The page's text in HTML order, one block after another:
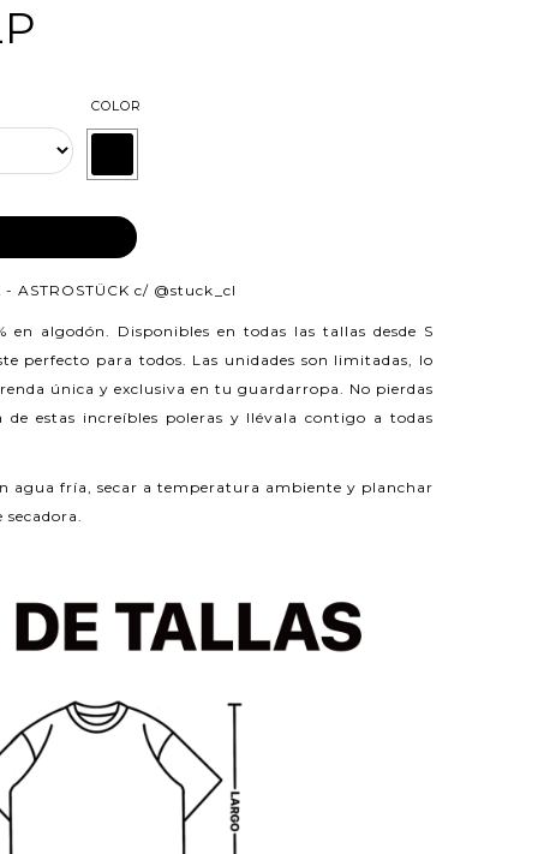
COLOR
- ASTROSTÜCK c/ @stuck_cl
en algodón. Disponibles en todas las tallas desde S
perfecto para todos. Las unidades son limitadas, lo
única y exclusiva en tu guardarropa. No pierdas
estas increíbles poleras y llévala contigo a todas
agua fría, secar a temperatura ambiente y planchar